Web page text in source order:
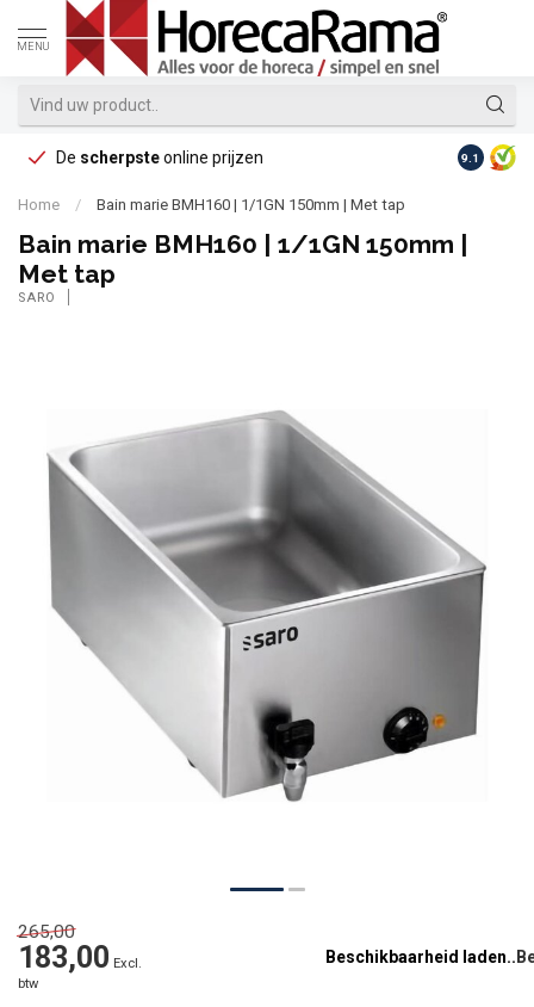
MENU
De scherpsteonline prijzen Op
9.1
Home / Bain marie BMH160 | 1/1GN 150mm | Met tap
Bain marie BMH160 | 1/1GN 150mm |
Met tap
SARO
265,00
183,00 Excl.
btw
Beschikbaarheid laden..